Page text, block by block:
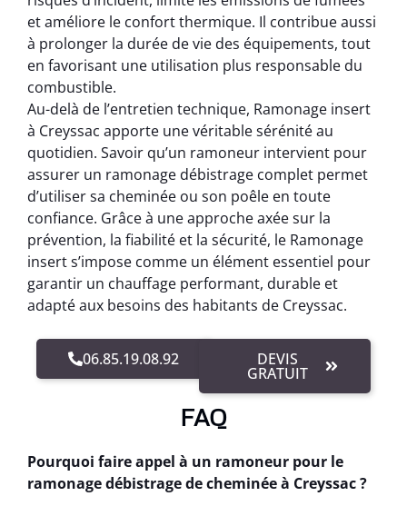
et améliore le confort thermique. Il contribue aussi
à prolonger la durée de vie des équipements, tout
en favorisant une utilisation plus responsable du
combustible.
Au-delà de l’entretien technique, Ramonage insert
à Creyssac apporte une véritable sérénité au
quotidien. Savoir qu’un ramoneur intervient pour
assurer un ramonage débistrage complet permet
d’utiliser sa cheminée ou son poêle en toute
confiance. Grâce à une approche axée sur la
prévention, la fiabilité et la sécurité, le Ramonage
insert s’impose comme un élément essentiel pour
garantir un chauffage performant, durable et
adapté aux besoins des habitants de Creyssac.
06.85.19.08.92 DEVIS
GRATUIT
FAQ
Pourquoi faire appel à un ramoneur pour le
ramonage débistrage de cheminée à Creyssac ?